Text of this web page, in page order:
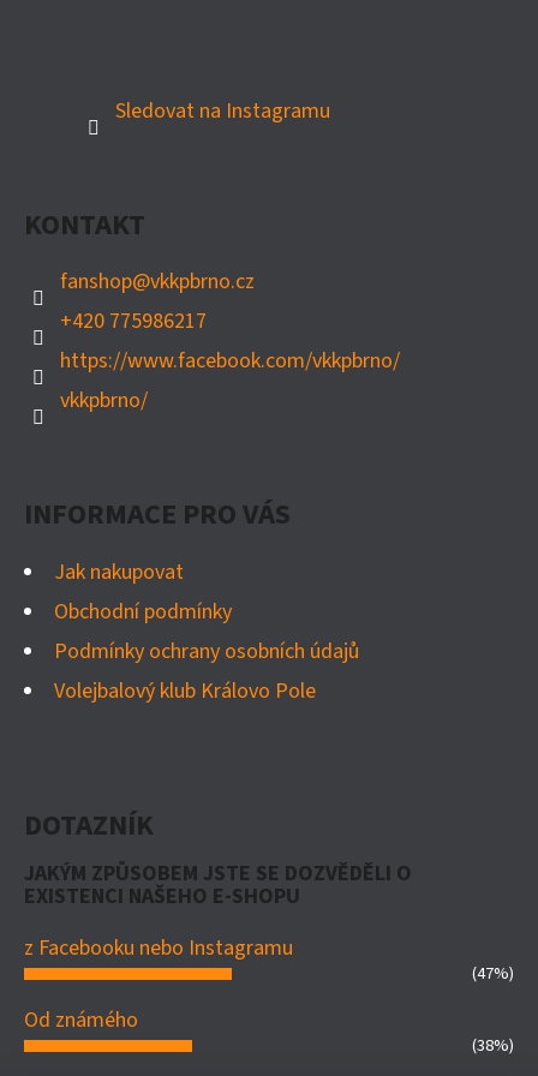
Sledovat na Instagramu
KONTAKT
fanshop@vkkpbrno.cz
+420 775986217
https://www.facebook.com/vkkpbrno/
vkkpbrno/
INFORMACE PRO VÁS
Jak nakupovat
Obchodní podmínky
Podmínky ochrany osobních údajů
Volejbalový klub Královo Pole
DOTAZNÍK
JAKÝM ZPŮSOBEM JSTE SE DOZVĚDĚLI O
EXISTENCI NAŠEHO E-SHOPU
z Facebooku nebo Instagramu
(47%)
Od známého
(38%)